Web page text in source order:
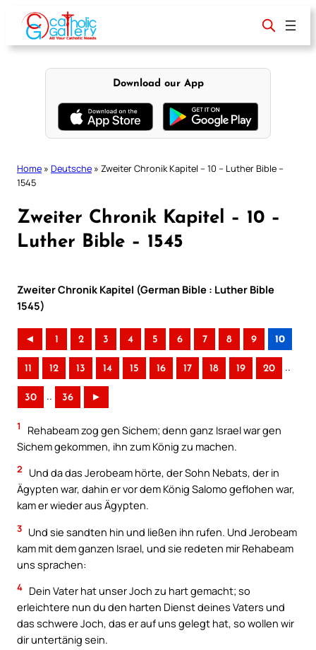
content
Download our App
Home » Deutsche » Zweiter Chronik Kapitel – 10 – Luther Bible –
1545
Zweiter Chronik Kapitel – 10 –
Luther Bible – 1545
Zweiter Chronik Kapitel (German Bible : Luther Bible
1545)
◄ 1 2 3 4 5 6 7 8 9 10
11 12 13 14 15 16 17 18 19 20 ..
30 .. 36 ►
1
Rehabeam zog gen Sichem; denn ganz Israel war gen
Sichem gekommen, ihn zum König zu machen.
2
Und da das Jerobeam hörte, der Sohn Nebats, der in
Ägypten war, dahin er vor dem König Salomo geflohen war,
kam er wieder aus Ägypten.
3 Und sie sandten hin und ließen ihn rufen. Und Jerobeam
kam mit dem ganzen Israel, und sie redeten mir Rehabeam
uns sprachen:
4 Dein Vater hat unser Joch zu hart gemacht; so
erleichtere nun du den harten Dienst deines Vaters und
das schwere Joch, das er auf uns gelegt hat, so wollen wir
dir untertänig sein.